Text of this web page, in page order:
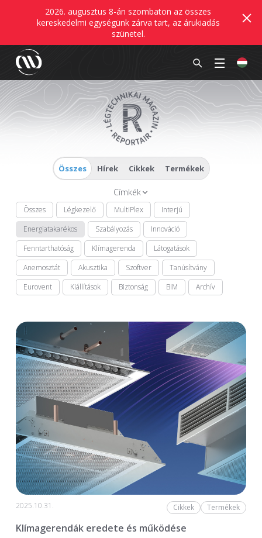
2026. augusztus 8-án szombaton az összes
kereskedelmi egységünk zárva tart, az árukiadás
szünetel.
Összes Hírek Cikkek Termékek
Címkék
Összes Légkezelő MultiPlex
Interjú
Energiatakarékos
Szabályozás
Innováció
Fenntarthatóság
Klímagerenda
Látogatások
Anemosztát
Akusztika Szoftver
Tanúsítvány
Eurovent
Kiállítások Biztonság BIM Archív
2025.10.31. Cikkek Termékek
Klímagerendák eredete és működése